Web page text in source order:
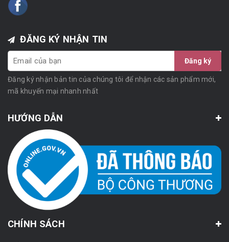
ĐĂNG KÝ NHẬN TIN
Đăng ký
Đăng ký nhận bản tin của chúng tôi để nhận các sản phẩm mới,
mã khuyến mại nhanh nhất
HƯỚNG DẪN
CHÍNH SÁCH